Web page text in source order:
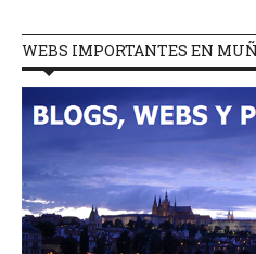
WEBS IMPORTANTES EN